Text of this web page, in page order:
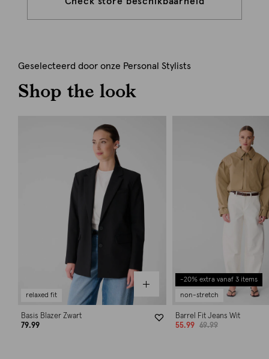
Geselecteerd door onze Personal Stylists
Shop the look
relaxed fit
Basis Blazer Zwart
79.99
-20% extra vanaf 3 items
non-stretch
Barrel Fit Jeans Wit
55.99
69.99